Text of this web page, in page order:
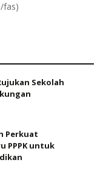
fas)
Sekolah
Perkuat
PPPK untuk